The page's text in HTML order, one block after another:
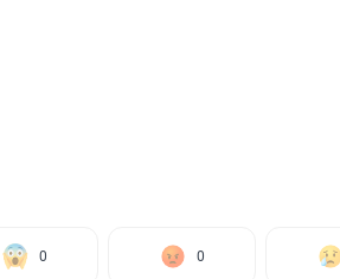
0 0